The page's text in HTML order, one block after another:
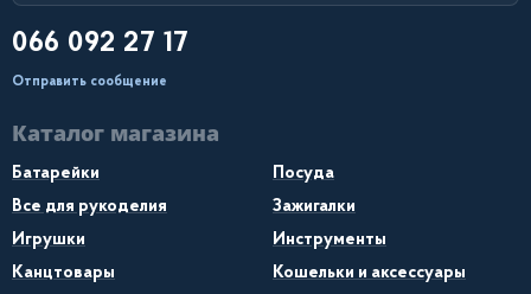
066 092 27 17
Отправить сообщение
Каталог магазина
Батарейки
Посуда
Все для рукоделия
Зажигалки
Игрушки
Инструменты
Канцтовары
Кошельки и аксессуары